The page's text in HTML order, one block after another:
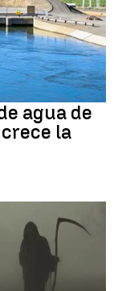
agua de
la